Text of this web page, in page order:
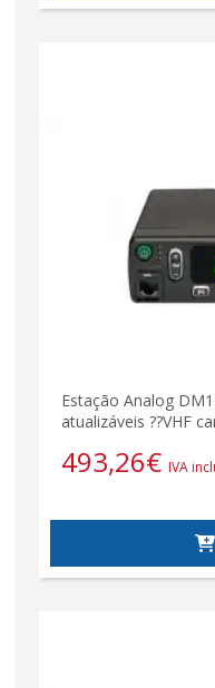
Estação Analog
atualizáveis ??VHF
493,26€ IVA